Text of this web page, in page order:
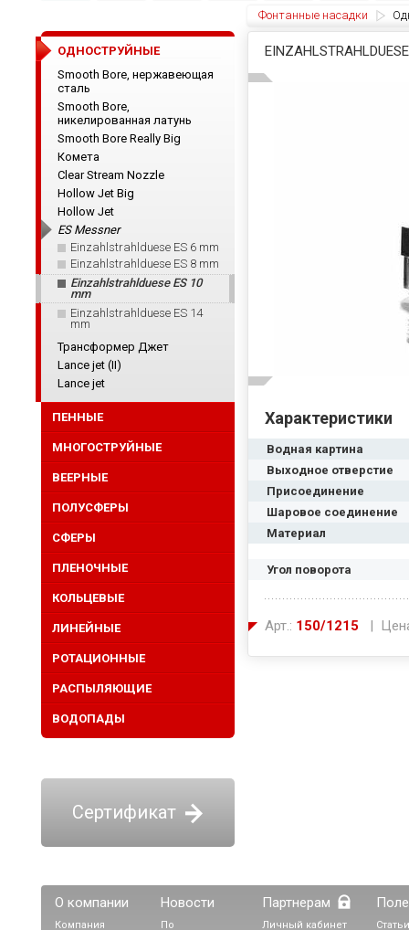
Фонтанные насадки
Характеристики
Водная картина
Выходное отверстие
Присоединение
Шаровое соединение
Материал
Угол поворота
Арт.: 150/1215 |
ОДНОСТРУЙНЫЕ
Smooth Bore, нержавеющая
сталь
Smooth Bore,
никелированная латунь
Smooth Bore Really Big
Комета
Clear Stream Nozzle
Hollow Jet Big
Hollow Jet
ES Messner
Einzahlstrahlduese ES 6 mm
Einzahlstrahlduese ES 8 mm
Einzahlstrahlduese ES 10
mm
Einzahlstrahlduese ES 14
mm
Трансформер Джет
Lance jet (II)
Lance jet
ПЕННЫЕ
МНОГОСТРУЙНЫЕ
ВЕЕРНЫЕ
ПОЛУСФЕРЫ
СФЕРЫ
ПЛЕНОЧНЫЕ
КОЛЬЦЕВЫЕ
ЛИНЕЙНЫЕ
РОТАЦИОННЫЕ
РАСПЫЛЯЮЩИЕ
ВОДОПАДЫ
Сертификат
О компании
Компания
Новости
По
Партнерам
Личный кабинет